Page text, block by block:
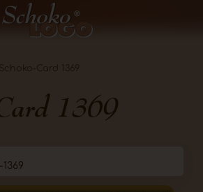
Schoko-Card 1369
1369